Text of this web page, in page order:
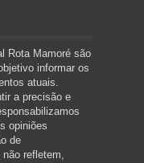
Rota Mamoré são
informar os
atuais.
a precisão e
opiniões
de
refletem,